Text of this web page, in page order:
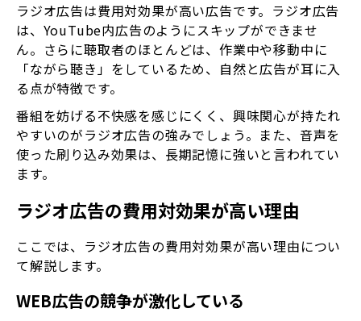
ラジオ広告は費用対効果が高い広告です。ラジオ広告
は、YouTube内広告のようにスキップができませ
ん。さらに聴取者のほとんどは、作業中や移動中に
「ながら聴き」をしているため、自然と広告が耳に入
る点が特徴です。
番組を妨げる不快感を感じにくく、興味関心が持たれ
やすいのがラジオ広告の強みでしょう。また、音声を
使った刷り込み効果は、長期記憶に強いと言われてい
ます。
ラジオ広告の費用対効果が高い理由
ここでは、ラジオ広告の費用対効果が高い理由につい
て解説します。
WEB広告の競争が激化している